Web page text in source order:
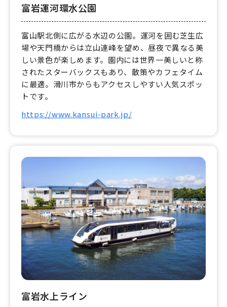
富岩運河環水公園
富山駅北側に広がる水辺の公園。運河を囲む芝生広
場や天門橋からは立山連峰を望め、昼夜で異なる美
しい景色が楽しめます。園内には世界一美しいと称
されたスターバックスもあり、散策やカフェタイム
に最適。滑川市からもアクセスしやすい人気スポッ
トです。
https://www.kansui-park.jp/
富岩水上ライン